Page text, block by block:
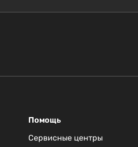
Помощь
Сервисные центры